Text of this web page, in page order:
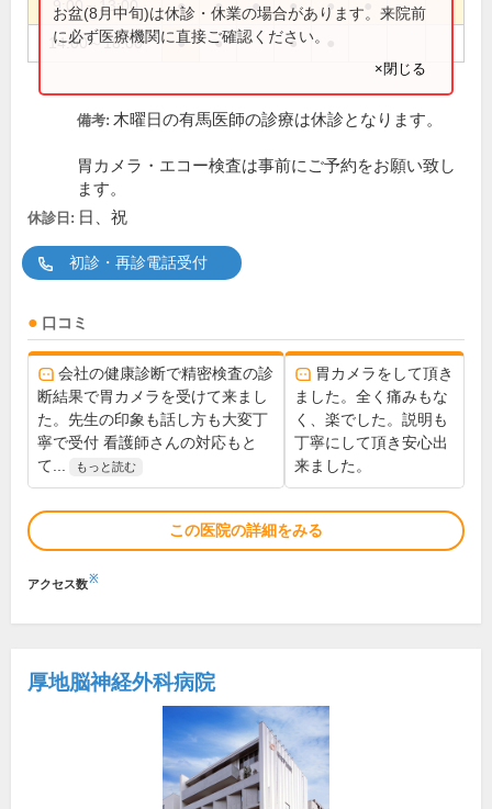
9:00～13:00 ● ● ● ● ●
14:00～18:00 ● ● ●
お盆(8月中旬)は休診・休業の場合があります。来院前
に必ず医療機関に直接ご確認ください。
×閉じる
備考: 木曜日の有馬医師の診療は休診となります。
胃カメラ・エコー検査は事前にご予約をお願い致し
ます。
休診日: 日、祝
初診・再診電話受付
口コミ
会社の健康診断で精密検査の診
断結果で胃カメラを受けて来まし
た。先生の印象も話し方も大変丁
寧で受付 看護師さんの対応もと
て...
もっと読む
胃カメラをして頂き
ました。全く痛みもな
く、楽でした。説明も
丁寧にして頂き安心出
来ました。
この医院の詳細をみる
アクセス数※
厚地脳神経外科病院